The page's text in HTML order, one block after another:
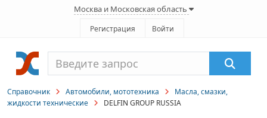
Москва и Московская область
Регистрация Войти
Справочник Автомобили, мототехника
Масла, смазки,
жидкости технические
DELFIN GROUP RUSSIA